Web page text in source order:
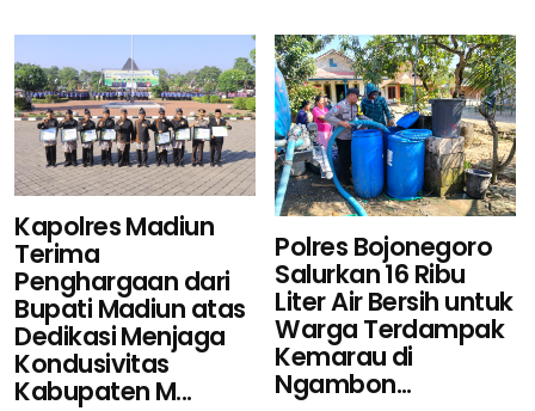
Kapolres Madiun
Terima
Penghargaan dari
Bupati Madiun atas
Dedikasi Menjaga
Kondusivitas
Kabupaten M...
Polres Bojonegoro
Salurkan 16 Ribu
Liter Air Bersih untuk
Warga Terdampak
Kemarau di
Ngambon...